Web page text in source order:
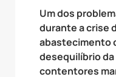
Um dos
durante a crise
abastecimento
desequilíbrio
contentores